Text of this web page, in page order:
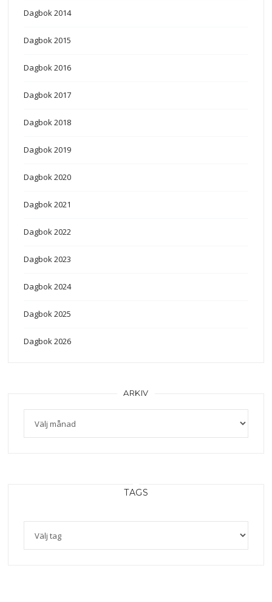
Dagbok 2014
Dagbok 2015
Dagbok 2016
Dagbok 2017
Dagbok 2018
Dagbok 2019
Dagbok 2020
Dagbok 2021
Dagbok 2022
Dagbok 2023
Dagbok 2024
Dagbok 2025
Dagbok 2026
ARKIV
TAGS